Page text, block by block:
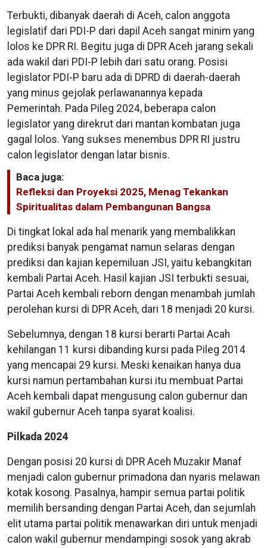
Terbukti, dibanyak daerah di Aceh, calon anggota
legislatif dari PDI-P dari dapil Aceh sangat minim yang
lolos ke DPR RI. Begitu juga di DPR Aceh jarang sekali
ada wakil dari PDI-P lebih dari satu orang. Posisi
legislator PDI-P baru ada di DPRD di daerah-daerah
yang minus gejolak perlawanannya kepada
Pemerintah. Pada Pileg 2024, beberapa calon
legislator yang direkrut dari mantan kombatan juga
gagal lolos. Yang sukses menembus DPR RI justru
calon legislator dengan latar bisnis.
Baca juga:
Refleksi dan Proyeksi 2025, Menag Tekankan
Spiritualitas dalam Pembangunan Bangsa
Di tingkat lokal ada hal menarik yang membalikkan
prediksi banyak pengamat namun selaras dengan
prediksi dan kajian kepemiluan JSI, yaitu kebangkitan
kembali Partai Aceh. Hasil kajian JSI terbukti sesuai,
Partai Aceh kembali reborn dengan menambah jumlah
perolehan kursi di DPR Aceh, dari 18 menjadi 20 kursi.
Sebelumnya, dengan 18 kursi berarti Partai Acah
kehilangan 11 kursi dibanding kursi pada Pileg 2014
yang mencapai 29 kursi. Meski kenaikan hanya dua
kursi namun pertambahan kursi itu membuat Partai
Aceh kembali dapat mengusung calon gubernur dan
wakil gubernur Aceh tanpa syarat koalisi.
Pilkada 2024
Dengan posisi 20 kursi di DPR Aceh Muzakir Manaf
menjadi calon gubernur primadona dan nyaris melawan
kotak kosong. Pasalnya, hampir semua partai politik
memilih bersanding dengan Partai Aceh, dan sejumlah
elit utama partai politik menawarkan diri untuk menjadi
calon wakil gubernur mendampingi sosok yang akrab